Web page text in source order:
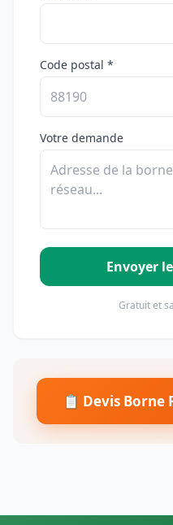
Code postal *
Votre demande
Envoyer
Gratuit et
📋 Devis